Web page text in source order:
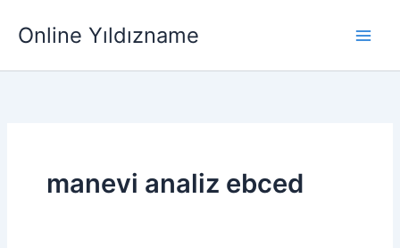
atlaOnline Yıldızname
manevi analiz ebced